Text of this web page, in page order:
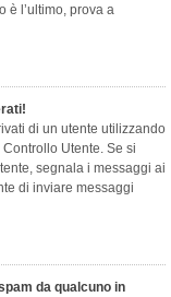
è l’ultimo, prova a
​​di un utente utilizzando
Utente. Se si
segnala i messaggi ai
di inviare messaggi
da qualcuno in